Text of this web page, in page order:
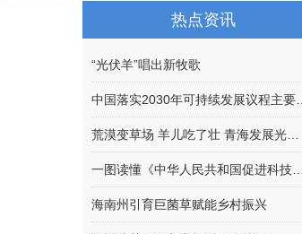
热点资讯
“光伏羊”唱出新牧歌
中国落实2030年可持续发展议程主要…
荒漠变草场 羊儿吃了壮 青海发展光…
一图读懂《中华人民共和国促进科技…
海南州引育巨菌草赋能乡村振兴